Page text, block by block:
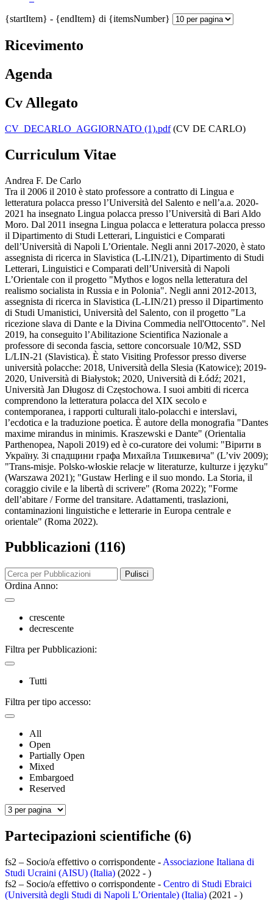
{startItem} - {endItem} di {itemsNumber}
Ricevimento
Agenda
Cv Allegato
CV_DECARLO_AGGIORNATO (1).pdf(CV DE CARLO)
Curriculum Vitae
Andrea F. De Carlo
Tra il 2006 il 2010 è stato professore a contratto di Lingua e
letteratura polacca presso l’Università del Salento e nell’a.a. 2020-
2021 ha insegnato Lingua polacca presso l’Università di Bari Aldo
Moro. Dal 2011 insegna Lingua polacca e letteratura polacca presso
il Dipartimento di Studi Letterari, Linguistici e Comparati
dell’Università di Napoli L’Orientale. Negli anni 2017-2020, è stato
assegnista di ricerca in Slavistica (L-LIN/21), Dipartimento di Studi
Letterari, Linguistici e Comparati dell’Università di Napoli
L’Orientale con il progetto "Mythos e logos nella letteratura del
realismo socialista in Russia e in Polonia". Negli anni 2012-2013,
assegnista di ricerca in Slavistica (L-LIN/21) presso il Dipartimento
di Studi Umanistici, Università del Salento, con il progetto "La
ricezione slava di Dante e la Divina Commedia nell'Ottocento". Nel
2019, ha conseguito l’Abilitazione Scientifica Nazionale a
professore di seconda fascia, settore concorsuale 10/M2, SSD
L/LIN-21 (Slavistica). È stato Visiting Professor presso diverse
università polacche: 2018, Università della Slesia (Katowice); 2019-
2020, Università di Białystok; 2020, Università di Łódź; 2021,
Università Jan Długosz di Częstochowa. I suoi ambiti di ricerca
comprendono la letteratura polacca del XIX secolo e
contemporanea, i rapporti culturali italo-polacchi e interslavi,
l’ecdotica e la traduzione poetica. È autore della monografia "Dantes
maxime mirandus in minimis. Kraszewski e Dante" (Orientalia
Parthenopea, Napoli 2019) ed è co-curatore dei volumi: "Bipити в
Украïну. Зi cпадщини графа Михайла Тишкевича" (L’viv 2009);
"Trans-misje. Polsko-włoskie relacje w literaturze, kulturze i języku"
(Warszawa 2021); "Gustaw Herling e il suo mondo. La Storia, il
coraggio civile e la libertà di scrivere" (Roma 2022); "Forme
dell’abitare / Forme del transitare. Adattamenti, traslazioni,
contaminazioni linguistiche e letterarie in Europa centrale e
orientale" (Roma 2022).
Pubblicazioni (116)
Pulisci
Ordina Anno:
crescente
decrescente
Filtra per Pubblicazioni:
Tutti
Filtra per tipo accesso:
All
Open
Partially Open
Mixed
Embargoed
Reserved
Partecipazioni scientifiche (6)
fs2 – Socio/a effettivo o corrispondente - Associazione Italiana di
Studi Ucraini (AISU) (Italia) (2022 - )
fs2 – Socio/a effettivo o corrispondente - Centro di Studi Ebraici
(Università degli Studi di Napoli L’Orientale) (Italia) (2021 - )